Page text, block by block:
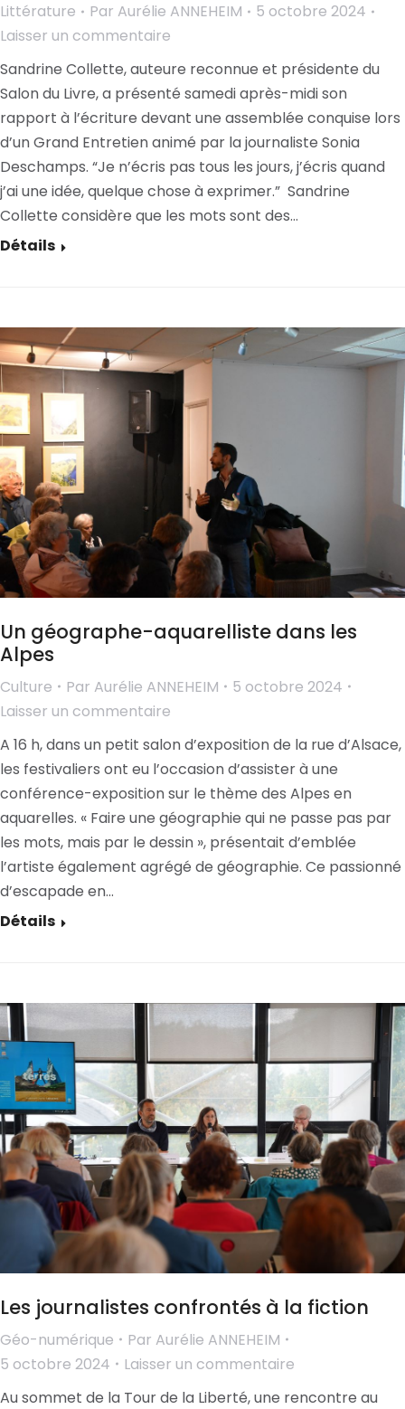
Littérature Par Aurélie ANNEHEIM
5 octobre 2024
Laisser un commentaire
Sandrine Collette, auteure reconnue et présidente du
Salon du Livre, a présenté samedi après-midi son
rapport à l’écriture devant une assemblée conquise lors
d’un Grand Entretien animé par la journaliste Sonia
Deschamps. “Je n’écris pas tous les jours, j’écris quand
j’ai une idée, quelque chose à exprimer.” Sandrine
Collette considère que les mots sont des…
Détails
Un géographe-aquarelliste dans les
Alpes
Culture Par Aurélie ANNEHEIM
5 octobre 2024
Laisser un commentaire
A 16 h, dans un petit salon d’exposition de la rue d’Alsace,
les festivaliers ont eu l’occasion d’assister à une
conférence-exposition sur le thème des Alpes en
aquarelles. « Faire une géographie qui ne passe pas par
les mots, mais par le dessin », présentait d’emblée
l’artiste également agrégé de géographie. Ce passionné
d’escapade en…
Détails
Les journalistes confrontés à la fiction
Géo-numérique Par Aurélie ANNEHEIM
5 octobre 2024
Laisser un commentaire
Au sommet de la Tour de la Liberté, une rencontre au